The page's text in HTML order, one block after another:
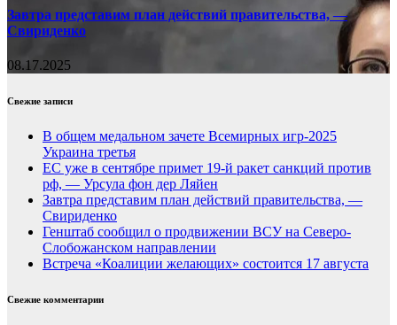
Завтра представим план действий правительства, —
Свириденко
08.17.2025
Свежие записи
В общем медальном зачете Всемирных игр-2025
Украина третья
ЕС уже в сентябре примет 19-й ракет санкций против
рф, — Урсула фон дер Ляйен
Завтра представим план действий правительства, —
Свириденко
Генштаб сообщил о продвижении ВСУ на Северо-
Слобожанском направлении
Встреча «Коалиции желающих» состоится 17 августа
Свежие комментарии